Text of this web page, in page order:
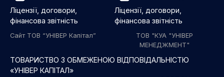
Ліцензії, договори,
фінансова звітність
Сайт ТОВ “УНІВЕР Капітал”
Ліцензії, договори,
фінансова звітність
ТОВ "КУА "УНІВЕР
МЕНЕДЖМЕНТ"
ТОВАРИСТВО З ОБМЕЖЕНОЮ ВІДПОВІДАЛЬНІСТЮ
«УНІВЕР КАПІТАЛ»